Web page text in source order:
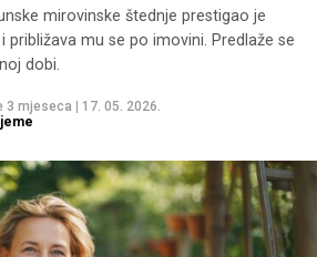
mirovinske štednje prestigao je
približava mu se po imovini. Predlaže se
dobi.
3 mjeseca
17. 05. 2026.